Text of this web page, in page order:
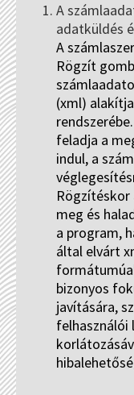
A
adatküldés
A
Rögzít
(xml)
feladja a
indul, a
meg és
a program,
által elvárt
bizonyos
javítására,